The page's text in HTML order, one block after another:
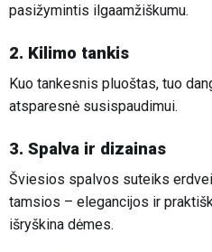
pasižymintis ilgaamžiškumu.
2. Kilimo tankis
Kuo tankesnis pluoštas, tuo
atsparesnė susispaudimui.
3. Spalva ir dizainas
Šviesios spalvos suteiks
tamsios – elegancijos ir
išryškina dėmes.